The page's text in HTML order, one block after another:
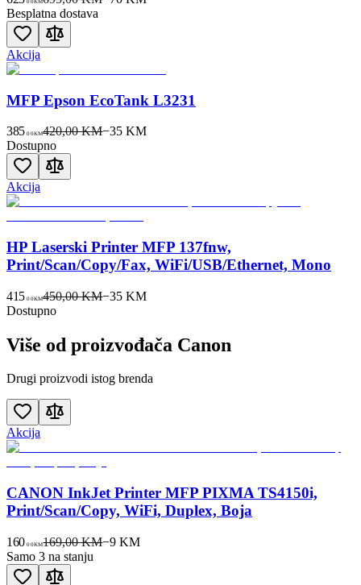
Besplatna dostava
Akcija
MFP Epson EcoTank L3231
385 00KM420,00 KM−35 KM
Dostupno
Akcija
HP Laserski Printer MFP 137fnw,
Print/Scan/Copy/Fax, WiFi/USB/Ethernet, Mono
415 00KM450,00 KM−35 KM
Dostupno
Više od proizvođača Canon
Drugi proizvodi istog brenda
Akcija
CANON InkJet Printer MFP PIXMA TS4150i,
Print/Scan/Copy, WiFi, Duplex, Boja
160 00KM169,00 KM−9 KM
Samo 3 na stanju